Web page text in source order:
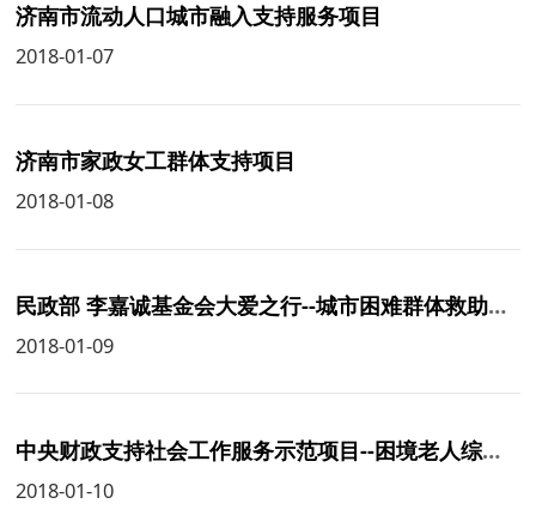
济南市流动人口城市融入支持服务项目
2018-01-07
济南市家政女工群体支持项目
2018-01-08
民政部 李嘉诚基金会大爱之行--城市困难群体救助的社区自组织与发展基金项目
2018-01-09
中央财政支持社会工作服务示范项目--困境老人综合养老服务
2018-01-10